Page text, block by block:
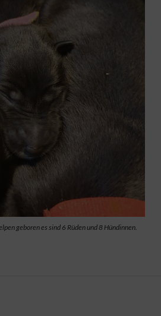
geboren es sind 6 Rüden und 8 Hündinnen.